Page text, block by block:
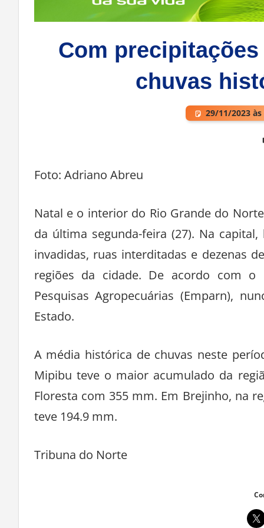
Com precipitações
chuvas
29/11/2023 às
Foto: Adriano Abreu
Natal e o interior do Rio Grande do
da última segunda-feira (27). Na
invadidas, ruas interditadas e dezenas
regiões da cidade. De acordo com o
Pesquisas Agropecuárias (Emparn),
Estado.
A média histórica de chuvas neste
Mipibu teve o maior acumulado da
Floresta com 355 mm. Em Brejinho, na
teve 194.9 mm.
Tribuna do Norte